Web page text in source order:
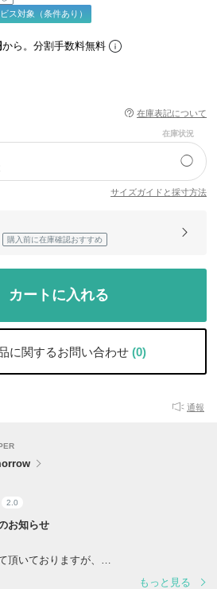
ス対象（条件あり）
から。分割手数料無料
在庫表記について
在庫状況
◯
サイズガイドと採寸方法
購入前に在庫確認おすすめ
カートに入れる
に関するお問い合わせ (0)
通報
2.0
お知らせ
頂いておりますが、
もっと見る